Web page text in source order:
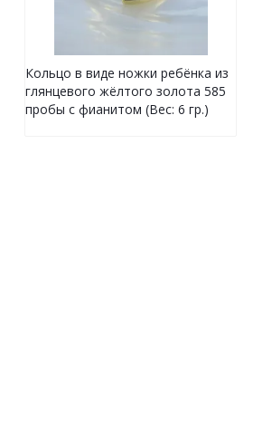
Кольцо в виде ножки ребёнка из
глянцевого жёлтого золота 585
пробы с фианитом (Вес: 6 гр.)